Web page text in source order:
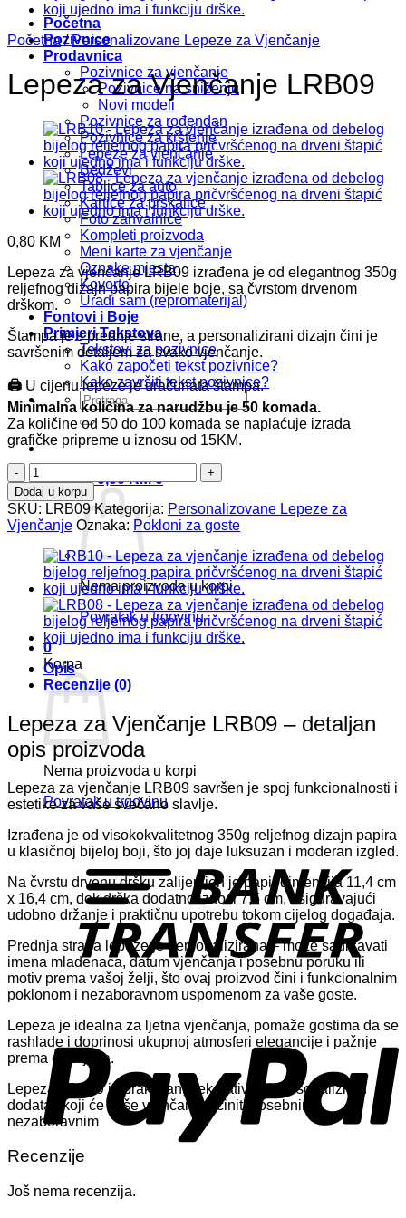
Početna
Pozivnice
Prodavnica
Pozivnice za vjenčanje
Pozivnice na sniženju
Novi modeli
Pozivnice za rođendan
Pozivnice za krštenje
Lepeze za vjenčanje
Bedževi
Tablice za auto
Kartice za prskalice
Foto zahvalnice
Kompleti proizvoda
Meni karte za vjenčanje
Oznake mjesta
Koverte
Uradi sam (repromaterijal)
Fontovi i Boje
Primjeri Tekstova
Tekstovi za pozivnice
Kako započeti tekst pozivnice?
Kako završiti tekst pozivnice?
Pretraži:
Korpa /0,00KM 0
Nema proizvoda u korpi
Povratak u trgovinu
0
Korpa
Nema proizvoda u korpi
Povratak u trgovinu
Početna / Personalizovane Lepeze za Vjenčanje
Lepeza za Vjenčanje LRB09
0,80 KM
Lepeza za vjenčanje LRB09 izrađena je od elegantnog 350g
reljefnog dizajn papira bijele boje, sa čvrstom drvenom
drškom.
Štampa je s prednje strane, a personalizirani dizajn čini je
savršenim detaljem za svako vjenčanje.
🖨️ U cijenu lepeze je uračunata štampa.
Minimalna količina za narudžbu je 50 komada.
Za količine od 50 do 100 komada se naplaćuje izrada
grafičke pripreme u iznosu od 15KM.
Lepeza
za
Vjenčanje
LRB09
količina
Dodaj u korpu
SKU: LRB09 Kategorija: Personalizovane Lepeze za
Vjenčanje Oznaka: Pokloni za goste
Opis
Recenzije (0)
Lepeza za Vjenčanje LRB09 – detaljan
opis proizvoda
Lepeza za vjenčanje LRB09 savršen je spoj funkcionalnosti i
estetike za vaše svečano slavlje.
Izrađena je od visokokvalitetnog 350g reljefnog dizajn papira
u klasičnoj bijeloj boji, što joj daje luksuzan i moderan izgled.
Na čvrstu drvenu dršku zalijepljen je papir dimenzija 11,4 cm
x 16,4 cm, dok drška dodatno iznosi 7,5 cm, osiguravajući
udobno držanje i praktičnu upotrebu tokom cijelog događaja.
Prednja strana lepeze je personalizirana – može sadržavati
imena mladenaca, datum vjenčanja i posebnu poruku ili
motiv prema vašoj želji, što ovaj proizvod čini i funkcionalnim
poklonom i nezaboravnom uspomenom za vaše goste.
Lepeza je idealna za ljetna vjenčanja, pomaže gostima da se
rashlade i doprinosi ukupnoj atmosferi elegancije i pažnje
prema detaljima.
Lepeza LRB09 je praktičan, dekorativan i personaliziran
dodatak koji će vaše vjenčanje učiniti posebnim i
nezaboravnim
Recenzije
Još nema recenzija.